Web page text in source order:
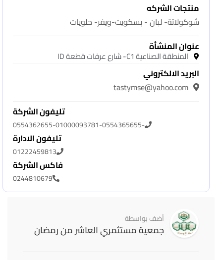
منتجات الشركه
شوكولاتة- لبان - بسكويت-ويفر- حلويات
عنوان المنشأة
المنطقة الصناعية C1- شارع عرفات قطعة ID
البريد الالكتروني
tastymse@yahoo.com
تليفون الشركة
0554362655-01000093781-0554365655-
تليفون الادارة
01222459813
فاكس الشركة
0244810679
أضف بواسطة
جمعية مستثمري العاشر من رمضان